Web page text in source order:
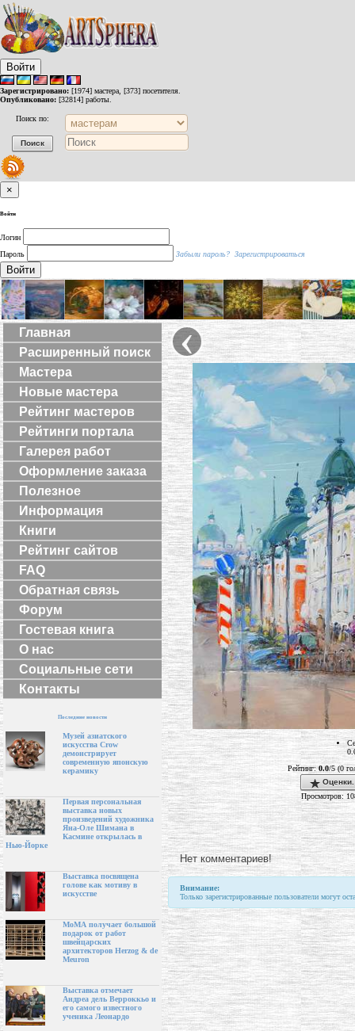
Войти
Зарегистрировано: [1974] мастера, [373] посетителя.
Опубликовано: [32814] работы.
Поиск по:
×
Войти
Логин
Пароль
Забыли пароль? Зарегистрироваться
Войти
Главная
Расширенный поиск
Мастера
Новые мастера
Рейтинг мастеров
Рейтинги портала
Галерея работ
Оформление заказа
Полезное
Информация
Книги
Рейтинг сайтов
FAQ
Обратная связь
Форум
Гостевая книга
О нас
Социальные сети
Контакты
Последние новости
Музей азиатского
искусства Crow
демонстрирует
современную японскую
керамику
Первая персональная
выставка новых
произведений художника
Яна-Оле Шимана в
Касмине открылась в
Нью-Йорке
Выставка посвящена
голове как мотиву в
искусстве
МоМА получает большой
подарок от работ
швейцарских
архитекторов Herzog & de
Meuron
Выставка отмечает
Андреа дель Верроккьо и
его самого известного
ученика Леонардо
‹
Рейтинг:0.0/5 (0
Оценки.
Просмотров:
Нет комментариев!
Внимание:
Только зарегистрированные пользователи могут